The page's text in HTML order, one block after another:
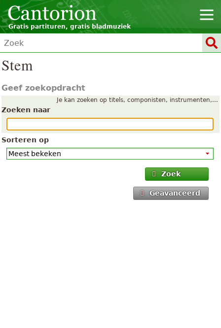
Gratis partituren, gratis bladmuziek
Stem
Geef zoekopdracht
Je kan zoeken op titels, componisten, instrumenten,...
Zoeken naar
Sorteren op
Zoek
Geavanceerd